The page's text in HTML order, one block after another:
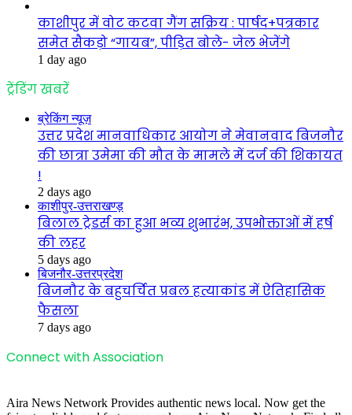
काशीपुर में वोट कटवा गैंग सक्रिय : पार्षद+पत्रकार
समेत सैकड़ो “गायब”, पीड़ित बोले- जेल भेजेंगे
1 day ago
ट्रेंडिंग खबरें
ब्रेकिंग न्यूज़
उत्तर प्रदेश मानवाधिकार आयोग ने मेवानवाद बिजनौर
की छात्रा उमेमा की मौत के मामले में दर्ज की शिकायत
!
2 days ago
काशीपुर-उत्तराखण्ड़
बिलाल ट्रेडर्स का हुआ भव्य शुभारंभ, उपभोक्ताओं में हर्ष
की लहर
5 days ago
बिजनौर-उत्तरप्रदेश
बिजनौर के बहुचर्चित प्रबल हत्याकांड में ऐतिहासिक
फैसला
7 days ago
Connect with Association
Aira News Network Provides authentic news local. Now get the